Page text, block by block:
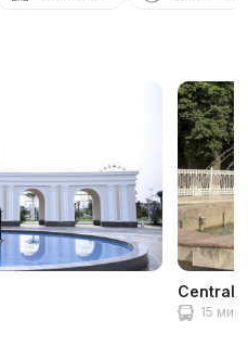
Central
15 мин